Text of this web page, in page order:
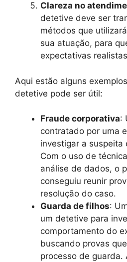
Clareza no
detetive deve ser
métodos que
sua atuação, para
expectativas
Aqui estão alguns
detetive pode ser útil:
Fraude corporativa:
contratado por uma
investigar a suspeita
Com o uso de
análise de dados, o
conseguiu reunir
resolução do caso.
Guarda de filhos:
um detetive para
comportamento do
buscando provas
processo de guarda.